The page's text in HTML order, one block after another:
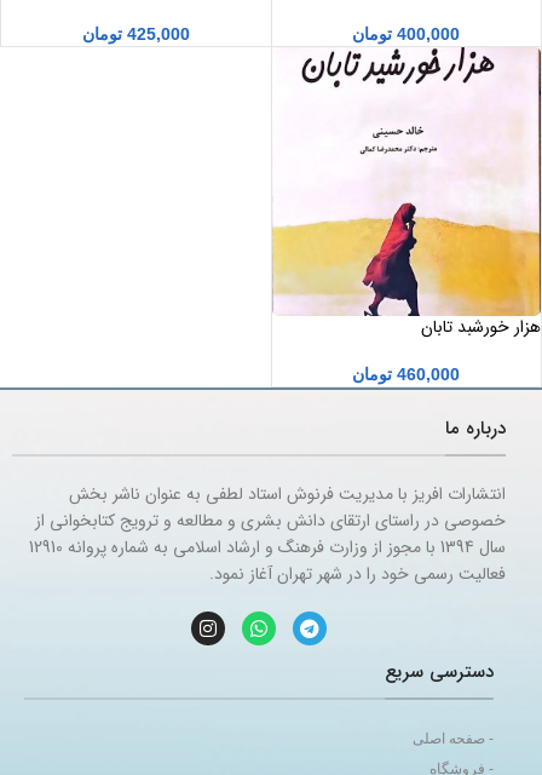
400,000 تومان 425,000 تومان
هزار خورشبد تابان
460,000 تومان
درباره ما
انتشارات افریز با مدیریت فرنوش استاد لطفی به عنوان ناشر بخش
خصوصی در راستای ارتقای دانش بشری و مطالعه و ترویج کتابخوانی از
سال 1394 با مجوز از وزارت فرهنگ و ارشاد اسلامی به شماره پروانه 12910
فعالیت رسمی خود را در شهر تهران آغاز نمود.
دسترسی سریع
- صفحه اصلی
- فروشگاه